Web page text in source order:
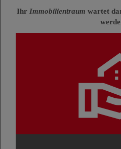
Ihr Immobilientraum wartet